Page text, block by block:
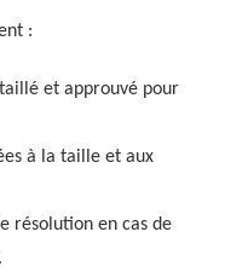
:
et approuvé pour
à la taille et aux
résolution en cas de